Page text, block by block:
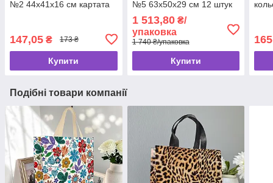
№2 44х41x16 см картата
147,05 ₴ 173 ₴
Купити
№5 63х50x29 см 12 штук
1 513,80₴/
упаковка
1 740 ₴/упаковка
Купити
Подібні товари компанії